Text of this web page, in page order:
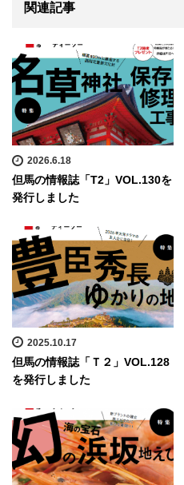
関連記事
2026.6.18
但馬の情報誌「T2」VOL.130を
発行しました
2025.10.17
但馬の情報誌「Ｔ２」VOL.128
を発行しました